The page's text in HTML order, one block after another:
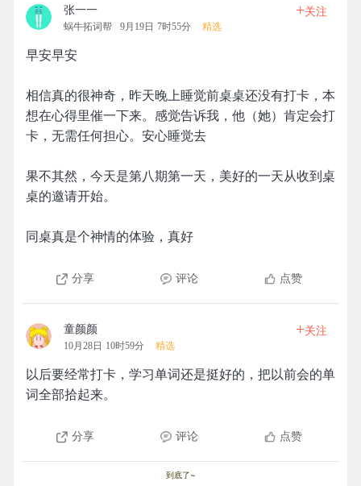
张一一
蜗牛拓词帮 9月19日 7时55分 精选
+关注
早安早安
相信真的很神奇，昨天晚上睡觉前桌桌还没有打卡，本
想在心得里催一下来。感觉告诉我，他（她）肯定会打
卡，无需任何担心。安心睡觉去
果不其然，今天是第八期第一天，美好的一天从收到桌
桌的邀请开始。
同桌真是个神情的体验，真好
分享 评论 点赞
童颜颜
10月28日 10时59分 精选
+关注
以后要经常打卡，学习单词还是挺好的，把以前会的单
词全部拾起来。
分享 评论 点赞
到底了~